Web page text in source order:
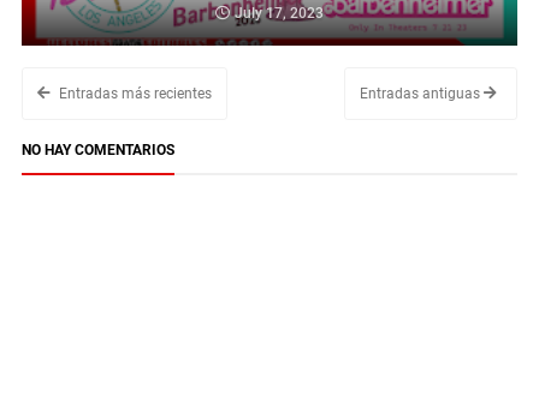
July 17, 2023
Entradas más recientes Entradas antiguas
NO HAY COMENTARIOS